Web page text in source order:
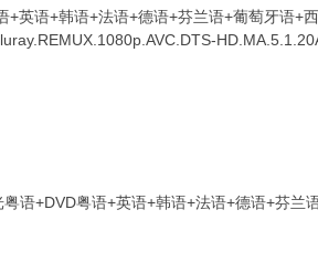
英语+韩语+法语+德语+芬兰语+葡萄牙语+
语+DVD粤语+英语+韩语+法语+德语+芬兰